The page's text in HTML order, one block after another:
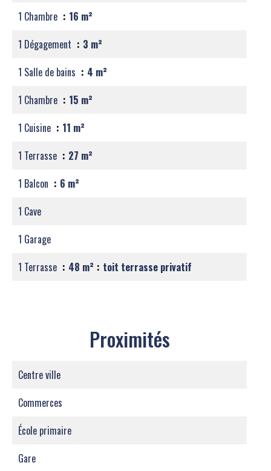
1 Chambre
16 m²
1 Dégagement
3 m²
1 Salle de bains
4 m²
1 Chambre
15 m²
1 Cuisine
11 m²
1 Terrasse
27 m²
1 Balcon
6 m²
1 Cave
1 Garage
1 Terrasse
48 m² toit terrasse privatif
Proximités
Centre ville
Commerces
École primaire
Gare